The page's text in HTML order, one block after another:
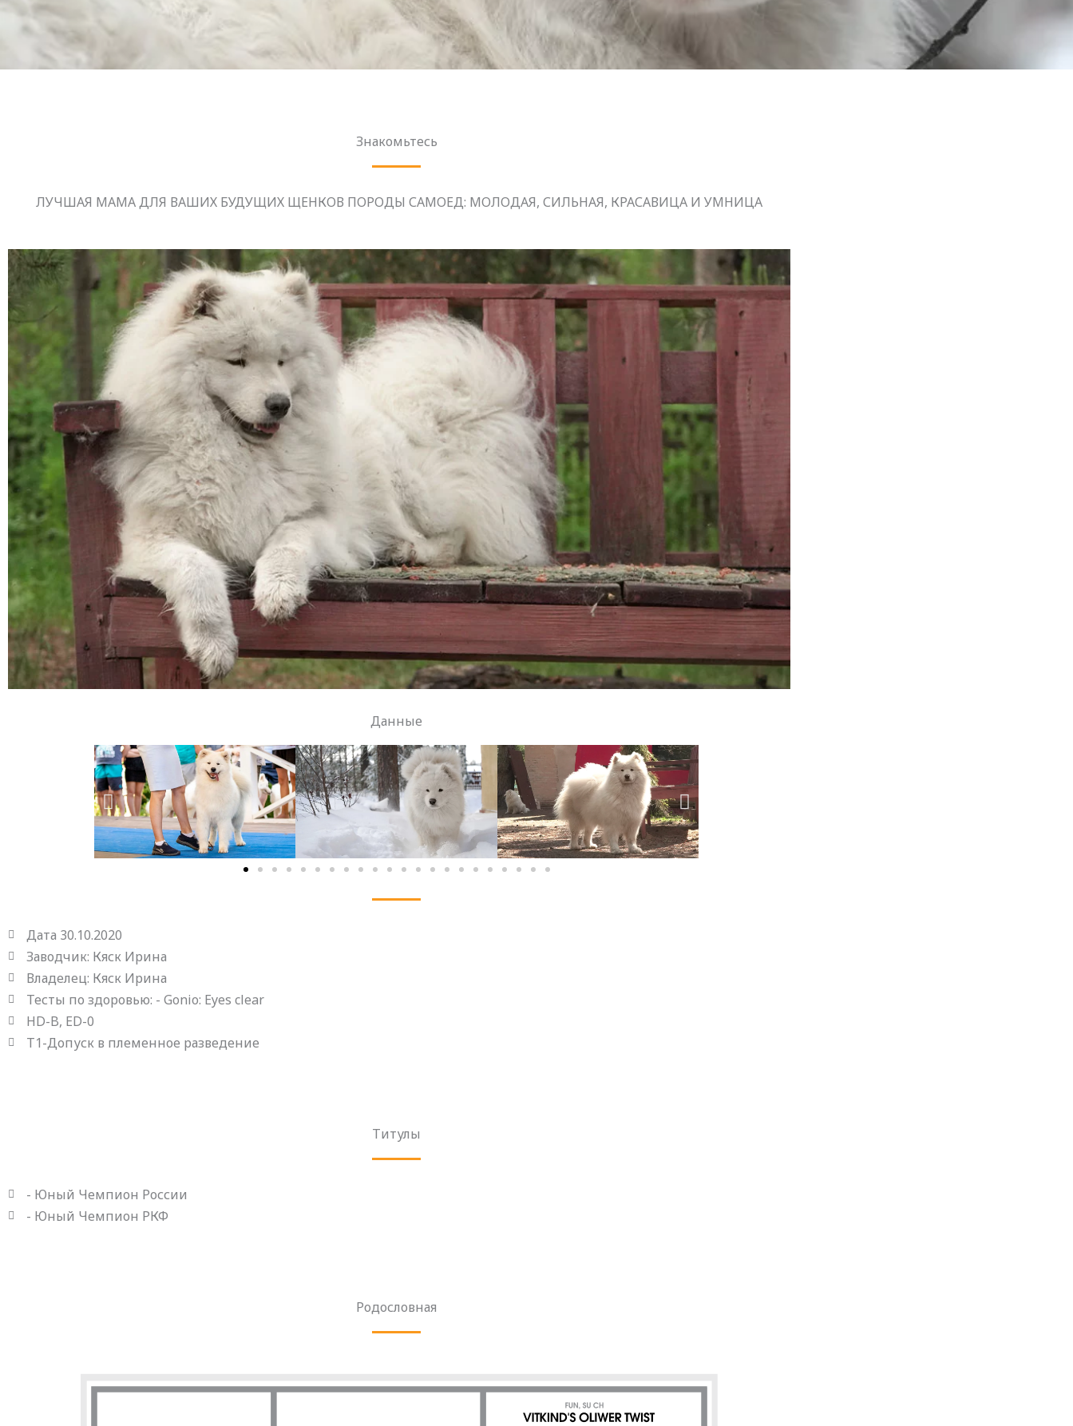
Знакомьтесь
ЛУЧШАЯ МАМА ДЛЯ ВАШИХ БУДУЩИХ ЩЕНКОВ ПОРОДЫ САМОЕД: МОЛОДАЯ, СИЛЬНАЯ, КРАСАВИЦА И УМНИЦА
Данные
Дата 30.10.2020
Заводчик: Кяск Ирина
Владелец: Кяск Ирина
Тесты по здоровью: - Gonio: Eyes clear
HD-B, ED-0
Т1-Допуск в племенное разведение
Титулы
- Юный Чемпион России
- Юный Чемпион РКФ
Родословная